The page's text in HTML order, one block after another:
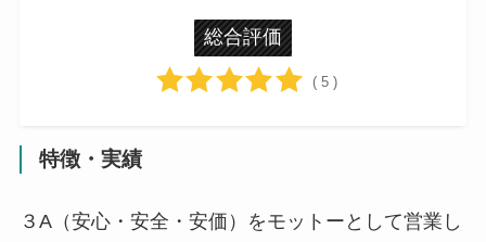
総合評価
( 5 )
特徴・実績
３A（安心・安全・安価）をモットーとして営業し